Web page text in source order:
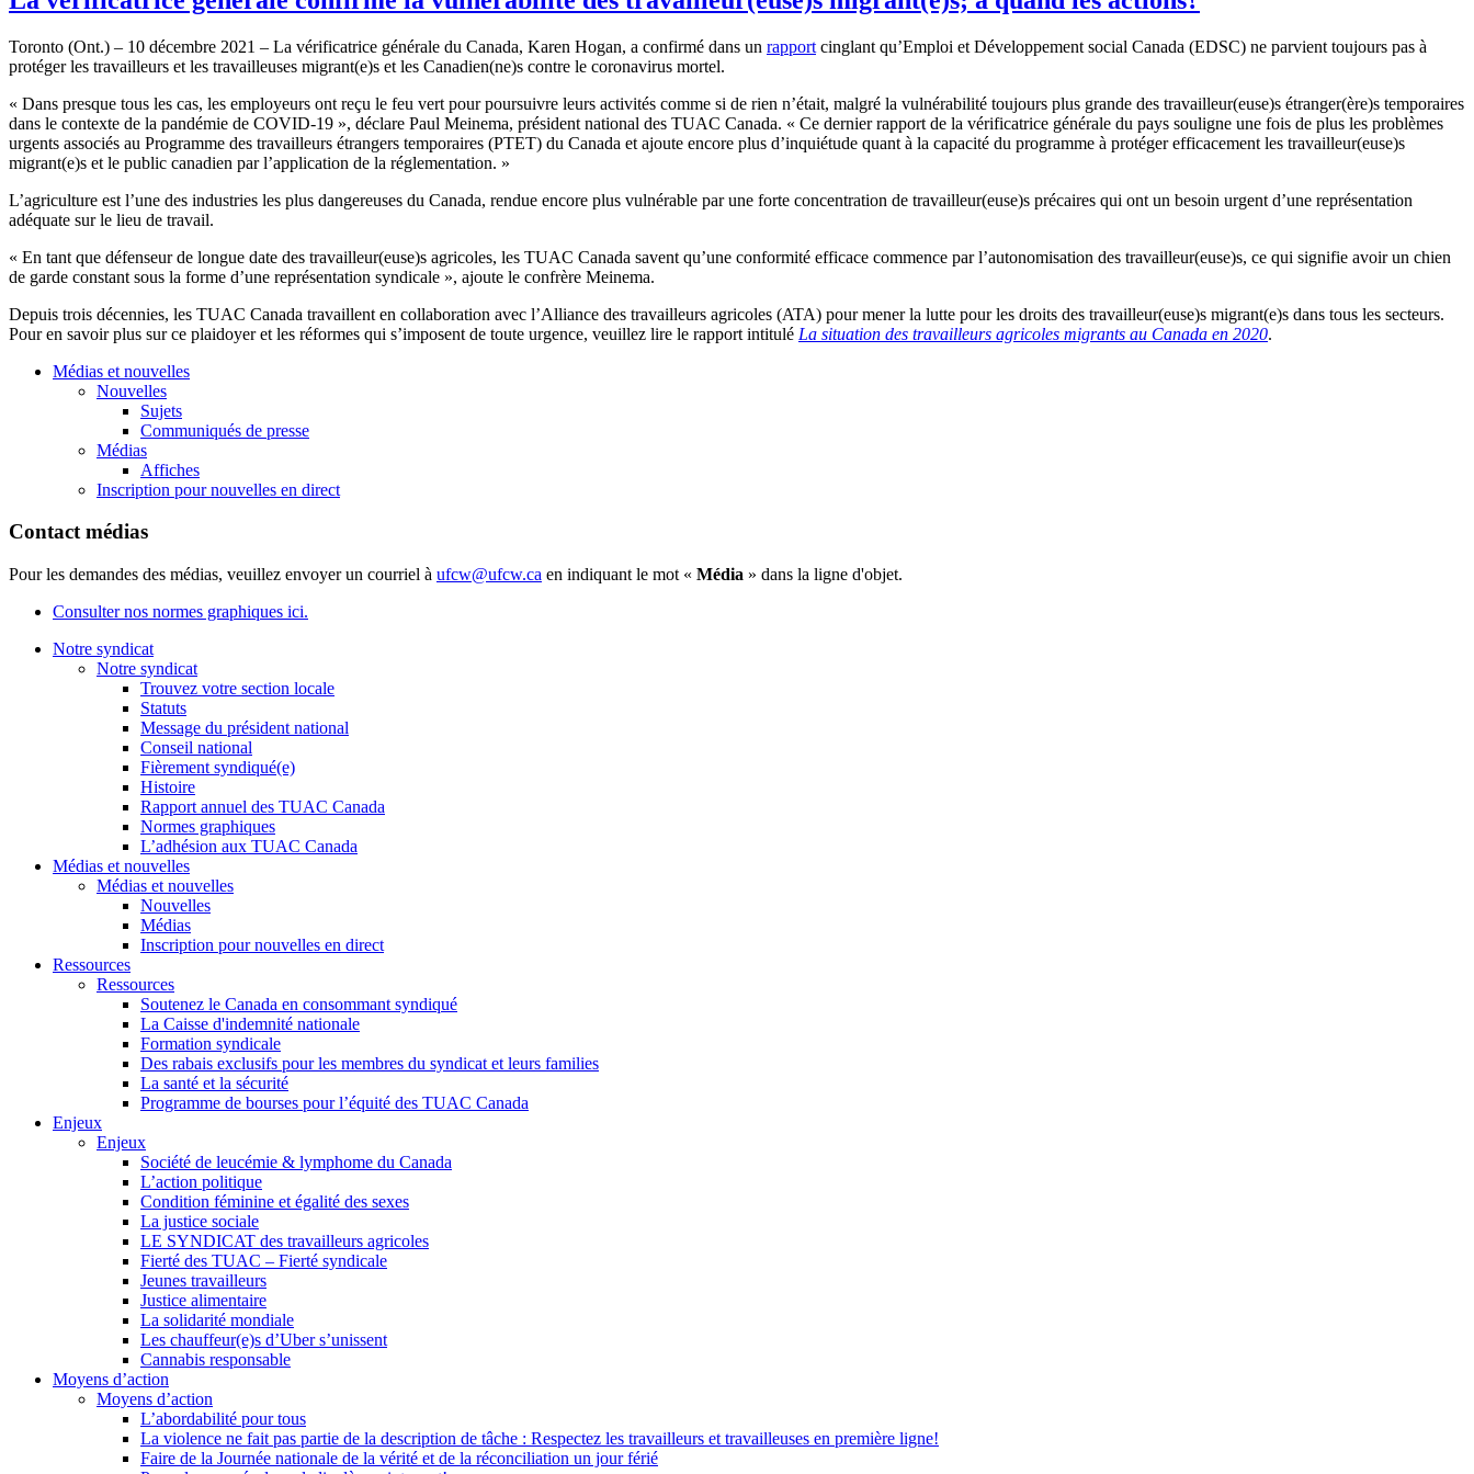
Toronto (Ont.) – 10 décembre 2021 – La vérificatrice générale du Canada, Karen Hogan, a confirmé dans un rapport cinglant qu’Emploi et Développement social Canada (EDSC) ne parvient toujours pas à
protéger les travailleurs et les travailleuses migrant(e)s et les Canadien(ne)s contre le coronavirus mortel.
« Dans presque tous les cas, les employeurs ont reçu le feu vert pour poursuivre leurs activités comme si de rien n’était, malgré la vulnérabilité toujours plus grande des travailleur(euse)s étranger(ère)s temporaires
dans le contexte de la pandémie de COVID‑19 », déclare Paul Meinema, président national des TUAC Canada. « Ce dernier rapport de la vérificatrice générale du pays souligne une fois de plus les problèmes
urgents associés au Programme des travailleurs étrangers temporaires (PTET) du Canada et ajoute encore plus d’inquiétude quant à la capacité du programme à protéger efficacement les travailleur(euse)s
migrant(e)s et le public canadien par l’application de la réglementation. »
L’agriculture est l’une des industries les plus dangereuses du Canada, rendue encore plus vulnérable par une forte concentration de travailleur(euse)s précaires qui ont un besoin urgent d’une représentation
adéquate sur le lieu de travail.
« En tant que défenseur de longue date des travailleur(euse)s agricoles, les TUAC Canada savent qu’une conformité efficace commence par l’autonomisation des travailleur(euse)s, ce qui signifie avoir un chien
de garde constant sous la forme d’une représentation syndicale », ajoute le confrère Meinema.
Depuis trois décennies, les TUAC Canada travaillent en collaboration avec l’Alliance des travailleurs agricoles (ATA) pour mener la lutte pour les droits des travailleur(euse)s migrant(e)s dans tous les secteurs.
Pour en savoir plus sur ce plaidoyer et les réformes qui s’imposent de toute urgence, veuillez lire le rapport intitulé La situation des travailleurs agricoles migrants au Canada en 2020.
Médias et nouvelles
Nouvelles
Sujets
Communiqués de presse
Médias
Affiches
Inscription pour nouvelles en direct
Contact médias
Pour les demandes des médias, veuillez envoyer un courriel à ufcw@ufcw.ca en indiquant le mot « Média » dans la ligne d'objet.
Consulter nos normes graphiques ici.
Notre syndicat
Notre syndicat
Trouvez votre section locale
Statuts
Message du président national
Conseil national
Fièrement syndiqué(e)
Histoire
Rapport annuel des TUAC Canada
Normes graphiques
L’adhésion aux TUAC Canada
Médias et nouvelles
Médias et nouvelles
Nouvelles
Médias
Inscription pour nouvelles en direct
Ressources
Ressources
Soutenez le Canada en consommant syndiqué
La Caisse d'indemnité nationale
Formation syndicale
Des rabais exclusifs pour les membres du syndicat et leurs families
La santé et la sécurité
Programme de bourses pour l’équité des TUAC Canada
Enjeux
Enjeux
Société de leucémie & lymphome du Canada
L’action politique
Condition féminine et égalité des sexes
La justice sociale
LE SYNDICAT des travailleurs agricoles
Fierté des TUAC – Fierté syndicale
Jeunes travailleurs
Justice alimentaire
La solidarité mondiale
Les chauffeur(e)s d’Uber s’unissent
Cannabis responsable
Moyens d’action
Moyens d’action
L’abordabilité pour tous
La violence ne fait pas partie de la description de tâche : Respectez les travailleurs et travailleuses en première ligne!
Faire de la Journée nationale de la vérité et de la réconciliation un jour férié